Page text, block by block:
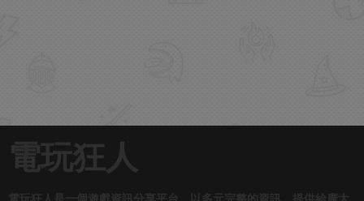
電玩狂人